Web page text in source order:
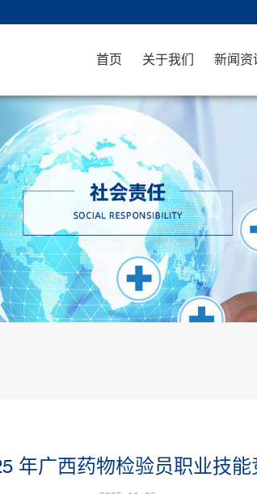
首页 关于我们 新闻资
年广西药物检验员职业技